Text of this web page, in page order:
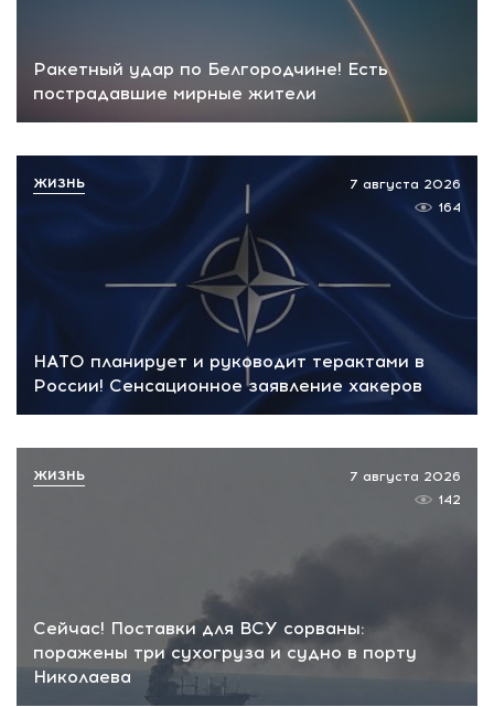
Ракетный удар по Белгородчине! Есть
пострадавшие мирные жители
НАТО планирует и руководит терактами в
России! Сенсационное заявление хакеров
7 августа 2026
164
ЖИЗНЬ
Сейчас! Поставки для ВСУ сорваны:
поражены три сухогруза и судно в порту
Николаева
7 августа 2026
142
ЖИЗНЬ